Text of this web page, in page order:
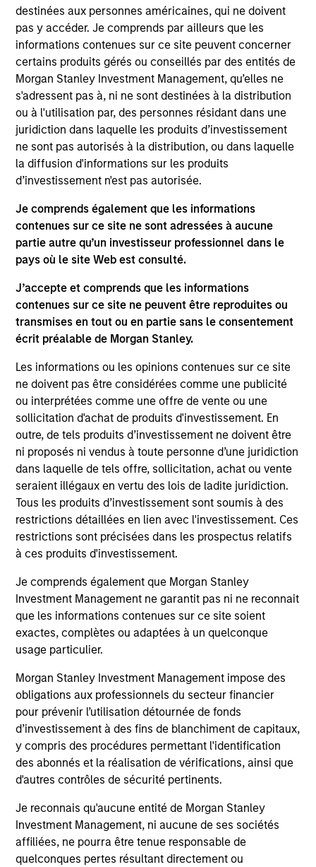
destinées aux personnes américaines, qui ne doivent
pas y accéder. Je comprends par ailleurs que les
informations contenues sur ce site peuvent concerner
certains produits gérés ou conseillés par des entités de
Morgan Stanley Investment Management, qu’elles ne
s'adressent pas à, ni ne sont destinées à la distribution
ou à l'utilisation par, des personnes résidant dans une
juridiction dans laquelle les produits d’investissement
ne sont pas autorisés à la distribution, ou dans laquelle
la diffusion d'informations sur les produits
d’investissement n'est pas autorisée.
Je comprends également que les informations
contenues sur ce site ne sont adressées à aucune
partie autre qu’un investisseur professionnel dans le
pays où le site Web est consulté.
J’accepte et comprends que les informations
contenues sur ce site ne peuvent être reproduites ou
transmises en tout ou en partie sans le consentement
écrit préalable de Morgan Stanley.
Les informations ou les opinions contenues sur ce site
ne doivent pas être considérées comme une publicité
ou interprétées comme une offre de vente ou une
sollicitation d'achat de produits d'investissement. En
outre, de tels produits d’investissement ne doivent être
ni proposés ni vendus à toute personne d’une juridiction
dans laquelle de tels offre, sollicitation, achat ou vente
seraient illégaux en vertu des lois de ladite juridiction.
Tous les produits d’investissement sont soumis à des
restrictions détaillées en lien avec l'investissement. Ces
restrictions sont précisées dans les prospectus relatifs
à ces produits d'investissement.
Je comprends également que Morgan Stanley
Investment Management ne garantit pas ni ne reconnait
que les informations contenues sur ce site soient
exactes, complètes ou adaptées à un quelconque
usage particulier.
Morgan Stanley Investment Management impose des
obligations aux professionnels du secteur financier
pour prévenir l’utilisation détournée de fonds
d’investissement à des fins de blanchiment de capitaux,
y compris des procédures permettant l'identification
des abonnés et la réalisation de vérifications, ainsi que
d'autres contrôles de sécurité pertinents.
Je reconnais qu'aucune entité de Morgan Stanley
Investment Management, ni aucune de ses sociétés
affiliées, ne pourra être tenue responsable de
quelconques pertes résultant directement ou
and a portfolio manager on the Broad Markets Fixed
Income team. He joined Morgan Stanley in 2002
and began his career in the investment industry in
1996. Prior to joining Morgan Stanley, Leon was a
credit analyst and investment analyst at Abbey
National Treasury Services. He received a B.S. in
geography from the University of Bristol.
Broad Markets Fixed Income Team
Global Aggregate Fixed Income Strategy
Invests in a globally diversified portfolio of
multi-currency debt issued by government
Global Fixed Income Opportunities Strategy
Invests in a diversified global portfolio
across the full spectrum of fixed income
with the goal of a high level of current
income.
Global Flexible Income Strategy
Invests using an unconstrained approach
across the fixed income spectrum with the
goal of constructing a portfolio less
sensitive to interest rates movements and
able to capture positive returns across
environments.
European Credit Strategy
high-quality, investment-grade credit from
European issuers.
European Short Maturity Strategy
Invests in a diversified portfolio of high-
investment-grade credits to manage
duration exposure.